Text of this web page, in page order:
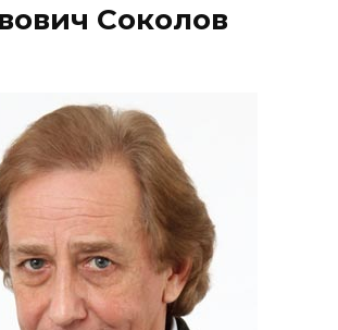
Соколов